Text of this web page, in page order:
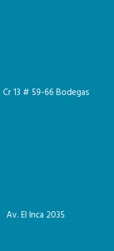
13 # 59-66 Bodegas
Av. El Inca 2035